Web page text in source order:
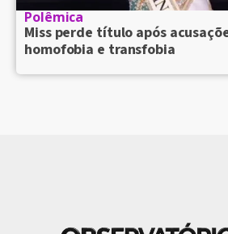
Polêmica
Miss perde título após
homofobia e transfobia